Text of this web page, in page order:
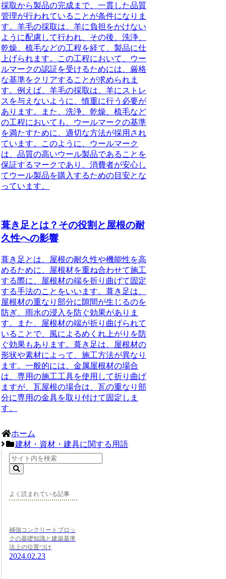
採取から製品の完成まで、一貫した品質
管理が行われていることが条件になりま
す。羊毛の採取は、羊に負担をかけない
ように配慮して行われ、その後、洗浄、
乾燥、梳毛などの工程を経て、製品に仕
上げられます。この工程において、ウー
ルマークの認証を受けるためには、厳格
な基準をクリアすることが求められま
す。例えば、羊毛の採取は、羊にストレ
スを与えないように、慎重に行う必要が
あります。また、洗浄、乾燥、梳毛など
の工程においても、ウールマークの基準
を満たすために、適切な方法が採用され
ています。このように、ウールマーク
は、品質の高いウール製品であることを
保証するマークであり、消費者が安心し
てウール製品を購入するための目安とな
っています。
葺き足とは？その役割と屋根の耐
久性への影響
葺き足とは、屋根の耐久性や機能性を高
めるために、屋根材を重ね合わせて施工
する際に、屋根材の端を折り曲げて固定
する手法のことをいいます。葺き足は、
屋根材の重なり部分に隙間が生じるのを
防ぎ、雨水の浸入を防ぐ効果がありま
す。また、屋根材の端が折り曲げられて
いることで、風によるめくれ上がりを防
ぐ効果もあります。葺き足は、屋根材の
形状や素材によって、施工方法が異なり
ます。一般的には、金属屋根材の場合
は、専用の施工工具を使用して折り曲げ
ますが、瓦屋根の場合は、瓦の重なり部
分に専用の金具を取り付けて固定しま
す。
ホーム
建材・資材・建具に関する用語
よく読まれている記事
補強コンクリートブロッ
クの基礎知識と建築基準
法上の位置づけ
2024.02.23